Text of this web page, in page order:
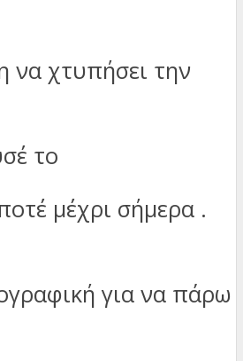
να χτυπήσει την
το
μέχρι σήμερα .
για να πάρω